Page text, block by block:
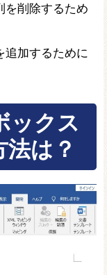
を削除するため
追加するために
ックス
は？